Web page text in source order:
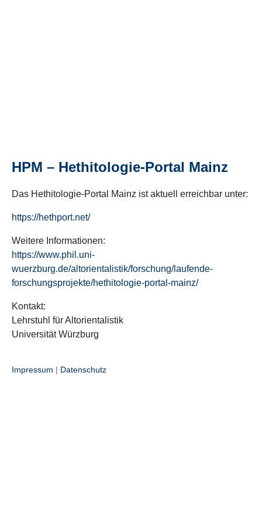
HPM – Hethitologie-Portal Mainz
Das Hethitologie-Portal Mainz ist aktuell erreichbar unter:
https://hethport.net/
Weitere Informationen:
https://www.phil.uni-
wuerzburg.de/altorientalistik/forschung/laufende-
forschungsprojekte/hethitologie-portal-mainz/
Kontakt:
Lehrstuhl für Altorientalistik
Universität Würzburg
Impressum | Datenschutz